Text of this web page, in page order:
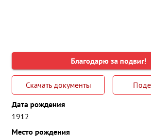
Благодарю за подвиг!
Скачать документы
Дата рождения
1912
Место рождения